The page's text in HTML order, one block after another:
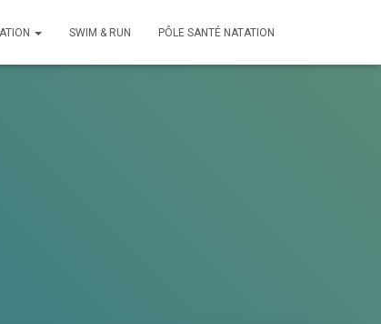
SWIM & RUN PÔLE SANTÉ NATATION